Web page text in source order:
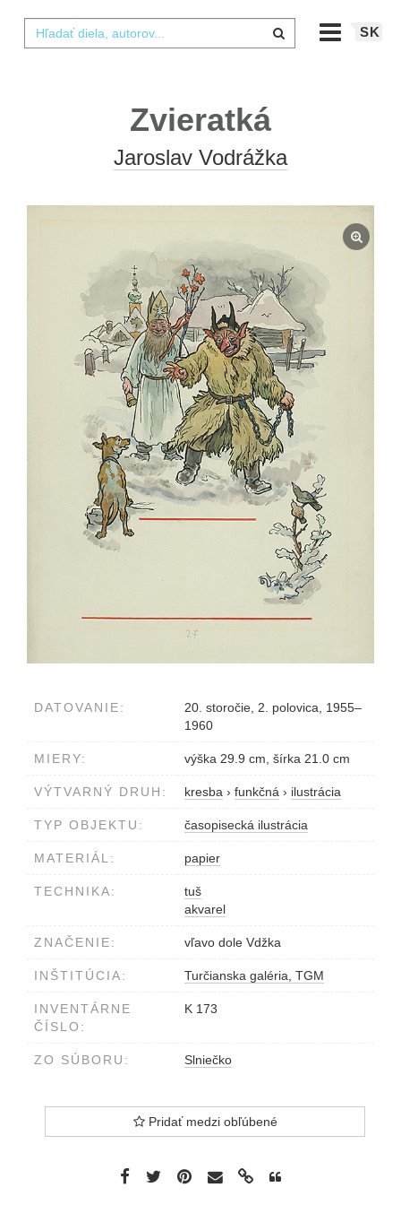
SK
Zvieratká
Jaroslav Vodrážka
DATOVANIE:
20. storočie, 2. polovica, 1955–
1960
MIERY: výška 29.9 cm, šírka 21.0 cm
VÝTVARNÝ DRUH: kresba › funkčná › ilustrácia
TYP OBJEKTU: časopisecká ilustrácia
MATERIÁL: papier
TECHNIKA:
tuš
akvarel
ZNAČENIE: vľavo dole Vdžka
INŠTITÚCIA: Turčianska galéria, TGM
INVENTÁRNE
ČÍSLO:
K 173
ZO SÚBORU: Slniečko
Pridať medzi obľúbené